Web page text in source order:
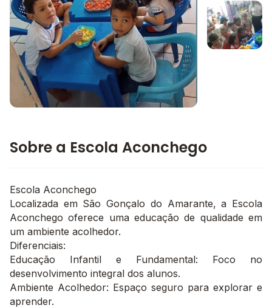
Imagem 2
Sobre a Escola Aconchego
Escola Aconchego
Localizada em São Gonçalo do Amarante, a Escola
Aconchego oferece uma educação de qualidade em
um ambiente acolhedor.
Diferenciais:
Educação Infantil e Fundamental: Foco no
desenvolvimento integral dos alunos.
Ambiente Acolhedor: Espaço seguro para explorar e
aprender.